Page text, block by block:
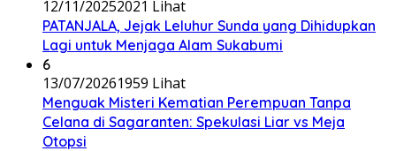
12/11/20252021 Lihat
PATANJALA, Jejak Leluhur Sunda yang Dihidupkan
Lagi untuk Menjaga Alam Sukabumi
6
13/07/20261959 Lihat
Menguak Misteri Kematian Perempuan Tanpa
Celana di Sagaranten: Spekulasi Liar vs Meja
Otopsi